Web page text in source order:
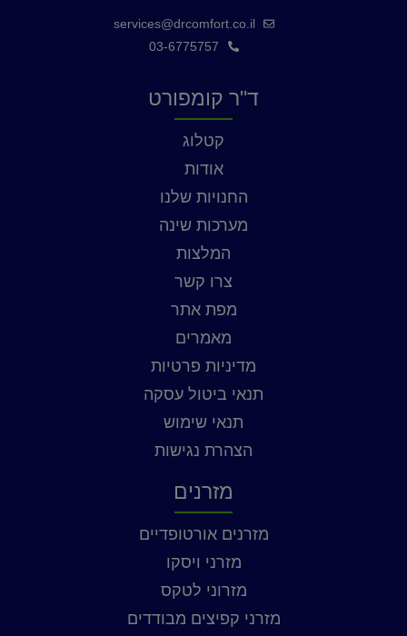
services@drcomfort.co.il
03-6775757
ד"ר קומפורט
קטלוג
אודות
החנויות שלנו
מערכות שינה
המלצות
צרו קשר
מפת אתר
מאמרים
מדיניות פרטיות
תנאי ביטול עסקה
תנאי שימוש
הצהרת נגישות
מזרנים
מזרנים אורטופדיים
מזרני ויסקו
מזרוני לטקס
מזרני קפיצים מבודדים